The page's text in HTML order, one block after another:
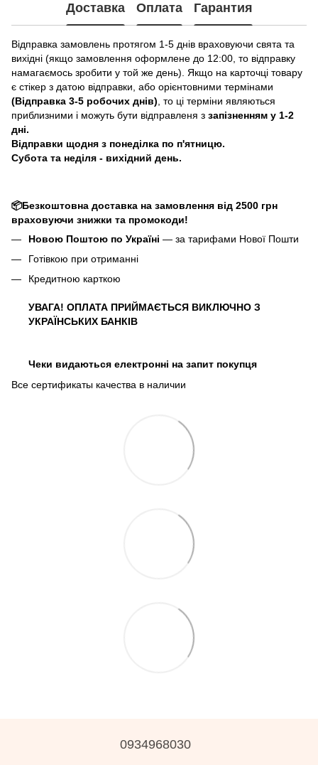
Доставка Оплата Гарантия
Відправка замовлень протягом 1-5 днів враховуючи свята та
вихідні (якщо замовлення оформлене до 12:00, то відправку
намагаємось зробити у той же день). Якщо на карточці товару
є стікер з датою відправки, або орієнтовними термінами
(Відправка 3-5 робочих днів) , то ці терміни являються
приблизними і можуть бути відправленя з запізненням у 1-2
дні.
Відправки щодня з понеділка по п'ятницю.
Субота та неділя - вихідний день.
📦Безкоштовна доставка на замовлення від 2500 грн
враховуючи знижки та промокоди!
Новою Поштою по Україні — за тарифами Нової Пошти
Готівкою при отриманні
Кредитною карткою
УВАГА! ОПЛАТА ПРИЙМАЄТЬСЯ ВИКЛЮЧНО З
УКРАЇНСЬКИХ БАНКІВ
Чеки видаються електронні на запит покупця
Все сертификаты качества в наличии
0934968030